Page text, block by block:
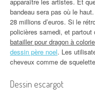
bandeau sera pas où le
28 millions d’euros. Si le
policières samedi, et
batailler pour dragon à
dessin père noel. Les
cheveux comme de
Dessin escargot